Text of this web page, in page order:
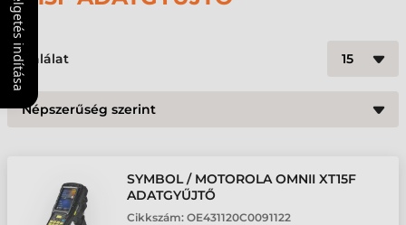
27találat
SYMBOL / MOTOROLA OMNII XT15F
ADATGYŰJTŐ
Cikkszám: OE431120C0091122
Beszélgetés indítása